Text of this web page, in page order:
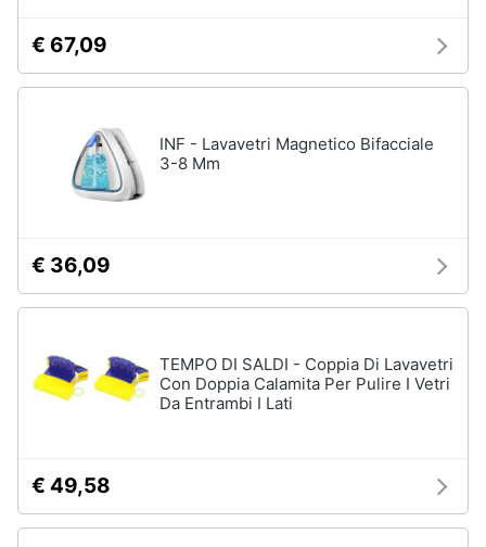
cucire
professionali
Idropulitrice
professionale
offerta
Frigoriferi
offerta
Asciugatrice
€ 67,09
INF - Lavavetri Magnetico Bifacciale
3-8 Mm
€ 36,09
TEMPO DI SALDI - Coppia Di Lavavetri
Con Doppia Calamita Per Pulire I Vetri
Da Entrambi I Lati
€ 49,58